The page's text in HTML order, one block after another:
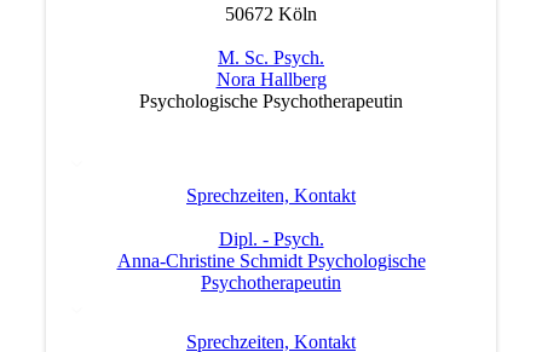
50672 Köln
M. Sc. Psych.
Nora Hallberg
Psychologische Psychotherapeutin
Sprechzeiten, Kontakt
Dipl. - Psych.
Anna-Christine Schmidt Psychologische
Psychotherapeutin
Sprechzeiten, Kontakt